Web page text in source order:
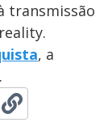
transmissão
, a